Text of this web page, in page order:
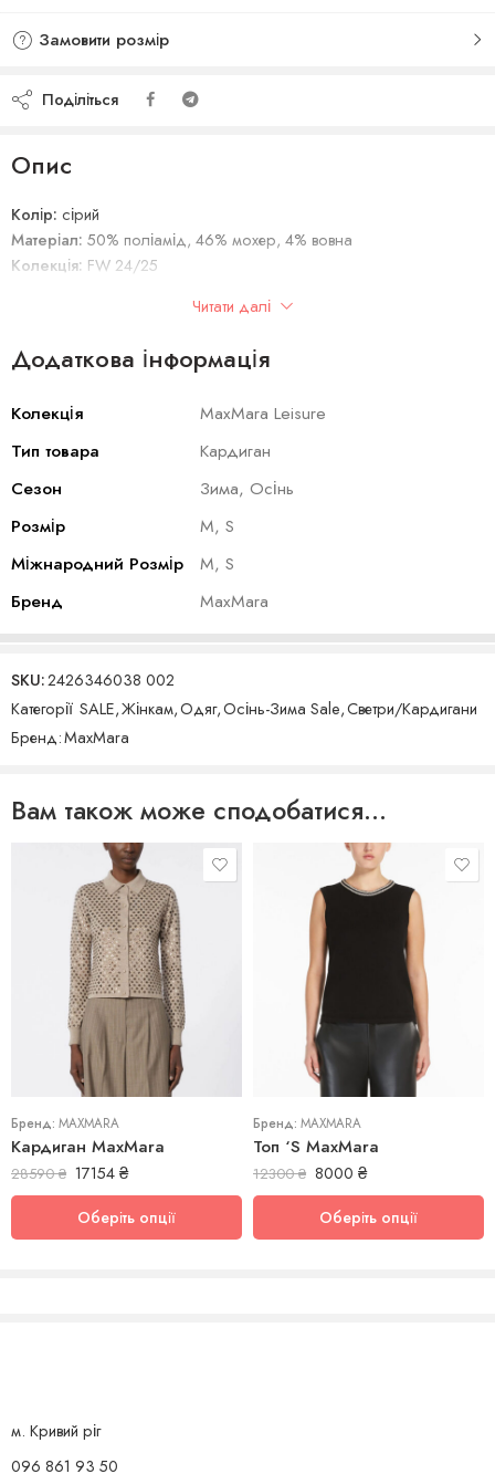
Замовити розмір
Поділіться
Опис
Колір: сірий
Матеріал: 50% поліамід, 46% мохер, 4% вовна
Колекція: FW 24/25
Читати далі
Додаткова інформація
Колекція
MaxMara Leisure
Тип товара
Кардиган
Сезон
Зима, Осінь
Розмір
M, S
Міжнародний Розмір
M, S
Бренд
MaxMara
SKU:2426346038 002
Категорії SALE,Жінкам,Одяг,Осінь-Зима Sale,Светри/Кардигани
Бренд:MaxMara
Вам також може сподобатися…
Бренд: MAXMARA
Кардиган MaxMara
28590₴ 17154₴
L
M
XL
Оберіть опції
Бренд: MAXMARA
Топ ‘S MaxMara
12300₴ 8000 ₴
L
Оберіть опції
м. Кривий ріг
096 861 93 50